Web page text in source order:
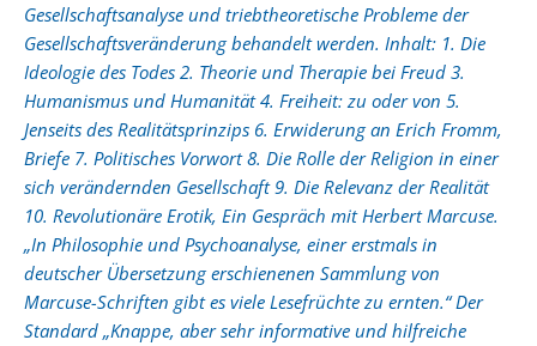
Gesellschaftsanalyse und triebtheoretische Probleme der
Gesellschaftsveränderung behandelt werden. Inhalt: 1. Die
Ideologie des Todes 2. Theorie und Therapie bei Freud 3.
Humanismus und Humanität 4. Freiheit: zu oder von 5.
Jenseits des Realitätsprinzips 6. Erwiderung an Erich Fromm,
Briefe 7. Politisches Vorwort 8. Die Rolle der Religion in einer
sich verändernden Gesellschaft 9. Die Relevanz der Realität
10. Revolutionäre Erotik, Ein Gespräch mit Herbert Marcuse.
„In Philosophie und Psychoanalyse, einer erstmals in
deutscher Übersetzung erschienenen Sammlung von
Marcuse-Schriften gibt es viele Lesefrüchte zu ernten.“ Der
Standard „Knappe, aber sehr informative und hilfreiche